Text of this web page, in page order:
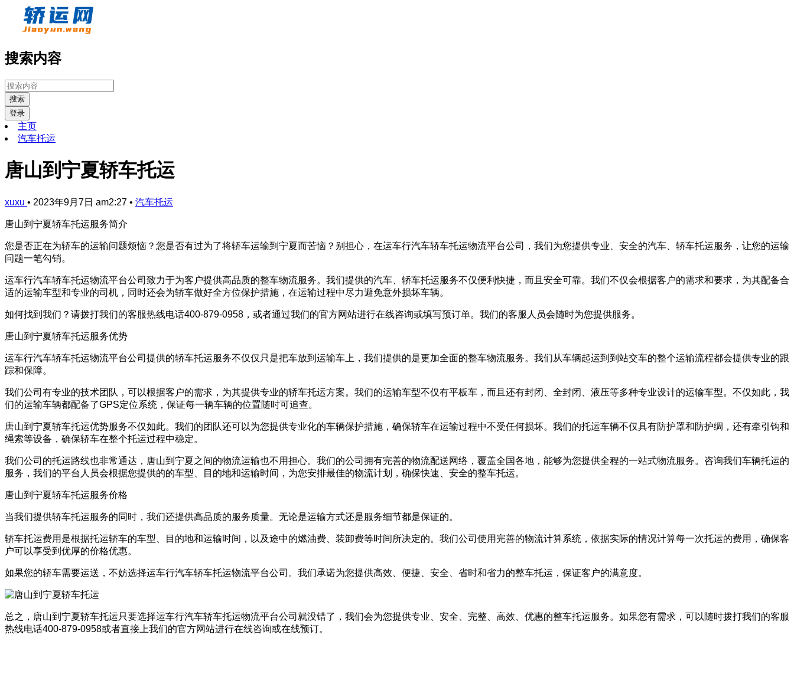
搜索内容
搜索
登录
主页
汽车托运
唐山到宁夏轿车托运
xuxu • 2023年9月7日 am2:27 • 汽车托运
唐山到宁夏轿车托运服务简介
您是否正在为轿车的运输问题烦恼？您是否有过为了将轿车运输到宁夏而苦恼？别担心，在运车行汽车轿车托运物流平台公司，我们为您提供专业、安全的汽车、轿车托运服务，让您的运输
问题一笔勾销。
运车行汽车轿车托运物流平台公司致力于为客户提供高品质的整车物流服务。我们提供的汽车、轿车托运服务不仅便利快捷，而且安全可靠。我们不仅会根据客户的需求和要求，为其配备合
适的运输车型和专业的司机，同时还会为轿车做好全方位保护措施，在运输过程中尽力避免意外损坏车辆。
如何找到我们？请拨打我们的客服热线电话400-879-0958，或者通过我们的官方网站进行在线咨询或填写预订单。我们的客服人员会随时为您提供服务。
唐山到宁夏轿车托运服务优势
运车行汽车轿车托运物流平台公司提供的轿车托运服务不仅仅只是把车放到运输车上，我们提供的是更加全面的整车物流服务。我们从车辆起运到到站交车的整个运输流程都会提供专业的跟
踪和保障。
我们公司有专业的技术团队，可以根据客户的需求，为其提供专业的轿车托运方案。我们的运输车型不仅有平板车，而且还有封闭、全封闭、液压等多种专业设计的运输车型。不仅如此，我
们的运输车辆都配备了GPS定位系统，保证每一辆车辆的位置随时可追查。
唐山到宁夏轿车托运优势服务不仅如此。我们的团队还可以为您提供专业化的车辆保护措施，确保轿车在运输过程中不受任何损坏。我们的托运车辆不仅具有防护罩和防护绸，还有牵引钩和
绳索等设备，确保轿车在整个托运过程中稳定。
我们公司的托运路线也非常通达，唐山到宁夏之间的物流运输也不用担心。我们的公司拥有完善的物流配送网络，覆盖全国各地，能够为您提供全程的一站式物流服务。咨询我们车辆托运的
服务，我们的平台人员会根据您提供的的车型、目的地和运输时间，为您安排最佳的物流计划，确保快速、安全的整车托运。
唐山到宁夏轿车托运服务价格
当我们提供轿车托运服务的同时，我们还提供高品质的服务质量。无论是运输方式还是服务细节都是保证的。
轿车托运费用是根据托运轿车的车型、目的地和运输时间，以及途中的燃油费、装卸费等时间所决定的。我们公司使用完善的物流计算系统，依据实际的情况计算每一次托运的费用，确保客
户可以享受到优厚的价格优惠。
如果您的轿车需要运送，不妨选择运车行汽车轿车托运物流平台公司。我们承诺为您提供高效、便捷、安全、省时和省力的整车托运，保证客户的满意度。
总之，唐山到宁夏轿车托运只要选择运车行汽车轿车托运物流平台公司就没错了，我们会为您提供专业、安全、完整、高效、优惠的整车托运服务。如果您有需求，可以随时拨打我们的客服
热线电话400-879-0958或者直接上我们的官方网站进行在线咨询或在线预订。